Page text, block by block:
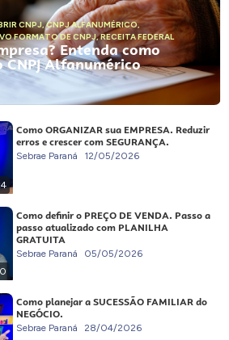
CNPJ,CNPJ ALFANUMÉRICO,
FORMATO DE CNPJ,RECEITA FEDERAL
Entenda como
Alfanumérico
Como ORGANIZAR sua EMPRESA. Reduzir
erros e crescer com SEGURANÇA.
Sebrae Paraná 12/05/2026
Como definir o PREÇO DE VENDA. Passo a
passo atualizado com PLANILHA
GRATUITA
Sebrae Paraná 05/05/2026
Como planejar a SUCESSÃO FAMILIAR do
NEGÓCIO.
Sebrae Paraná 28/04/2026